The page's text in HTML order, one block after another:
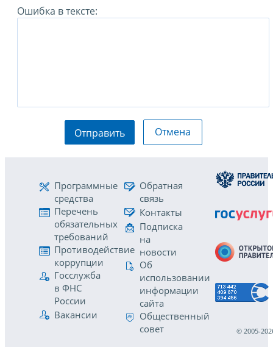
Ошибка в тексте:
Отправить Отмена
Программные
средства
Перечень
обязательных
требований
Противодействие
коррупции
Госслужба
в ФНС
России
Вакансии
Обратная
связь
Контакты
Подписка
на
новости
Об
использовании
информации
сайта
Общественный
совет
© 2005-